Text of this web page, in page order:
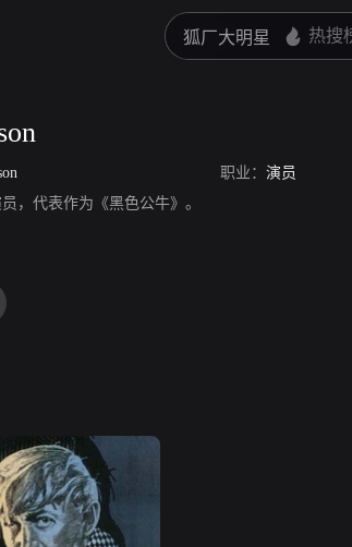
职业： 演员
，代表作为《黑色公牛》。